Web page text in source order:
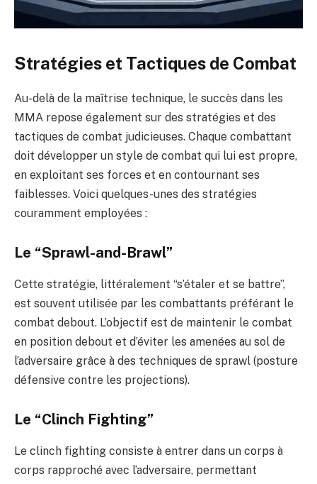
Stratégies et Tactiques de Combat
Au-delà de la maîtrise technique, le succès dans les
MMA repose également sur des stratégies et des
tactiques de combat judicieuses. Chaque combattant
doit développer un style de combat qui lui est propre,
en exploitant ses forces et en contournant ses
faiblesses. Voici quelques-unes des stratégies
couramment employées :
Le “Sprawl-and-Brawl”
Cette stratégie, littéralement “s’étaler et se battre”,
est souvent utilisée par les combattants préférant le
combat debout. L’objectif est de maintenir le combat
en position debout et d’éviter les amenées au sol de
l’adversaire grâce à des techniques de sprawl (posture
défensive contre les projections).
Le “Clinch Fighting”
Le clinch fighting consiste à entrer dans un corps à
corps rapproché avec l’adversaire, permettant